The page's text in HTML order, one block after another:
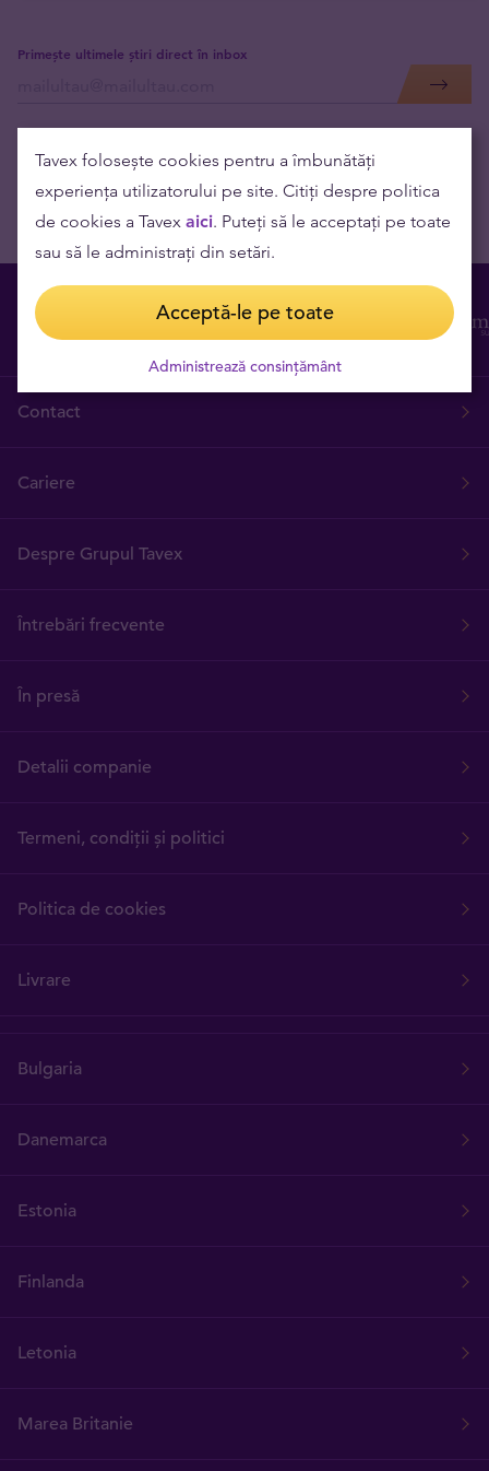
Primește ultimele știri direct în inbox
Contact
Cariere
Despre Grupul Tavex
Întrebări frecvente
În presă
Detalii companie
Termeni, condiții și politici
Politica de cookies
Livrare
Bulgaria
Danemarca
Estonia
Finlanda
Letonia
Marea Britanie
Tavex folosește cookies pentru a îmbunătăți
experiența utilizatorului pe site. Citiți despre politica
de cookies a Tavex aici. Puteți să le acceptați pe toate
sau să le administrați din setări.
Acceptă-le pe toate
Administrează consințământ